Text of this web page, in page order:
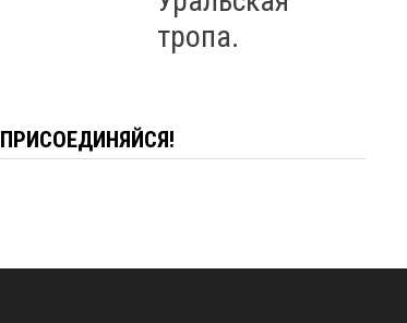
тропа.
ПРИСОЕДИНЯЙСЯ!